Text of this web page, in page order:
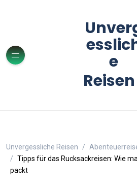
e
Reisen
Unvergessliche Reisen
Tipps für das Rucksackreisen: Wie
packt